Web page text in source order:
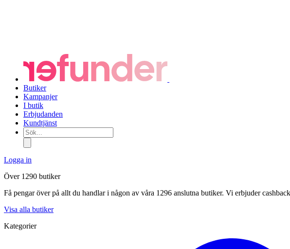
Butiker
Kampanjer
I butik
Erbjudanden
Kundtjänst
Sök...
Logga in
Över 1290 butiker
Få pengar över på allt du handlar i någon av våra 1296 anslutna butiker. Vi erbjuder
Visa alla butiker
Kategorier